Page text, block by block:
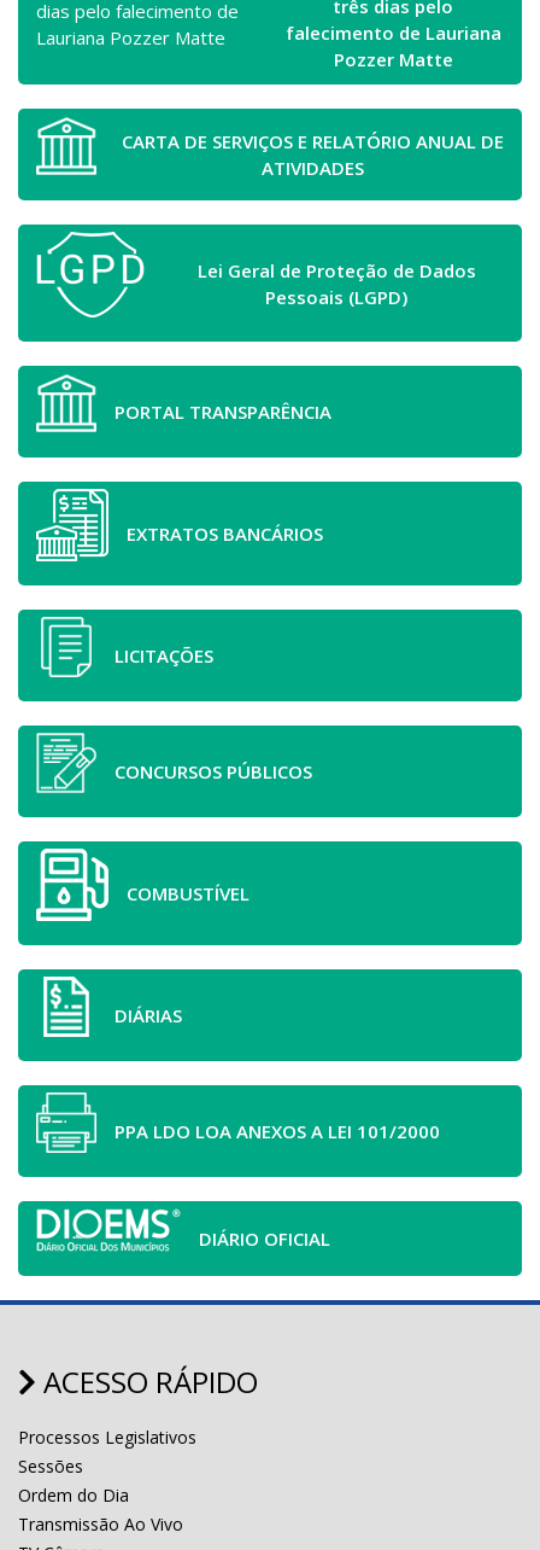
três dias pelo
falecimento de Lauriana
Pozzer Matte
CARTA DE SERVIÇOS E RELATÓRIO ANUAL DE
ATIVIDADES
Lei Geral de Proteção de Dados
Pessoais (LGPD)
PORTAL TRANSPARÊNCIA
EXTRATOS BANCÁRIOS
LICITAÇÕES
CONCURSOS PÚBLICOS
COMBUSTÍVEL
DIÁRIAS
PPA LDO LOA ANEXOS A LEI 101/2000
DIÁRIO OFICIAL
ACESSO RÁPIDO
Processos Legislativos
Sessões
Ordem do Dia
Transmissão Ao Vivo